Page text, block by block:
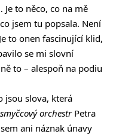
to něco, co na mě
jsem tu popsala. Není
to onen fascinující klid,
se mi slovní
to – alespoň na podiu
jsou slova, která
orchestrPetra
ani náznak únavy